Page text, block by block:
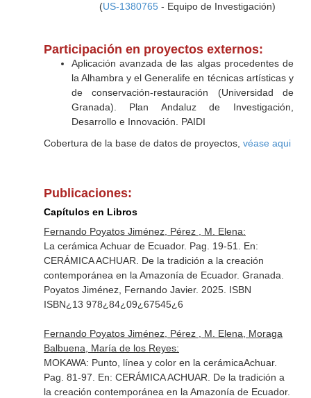
(US-1380765- Equipo de Investigación)
Participación en proyectos externos:
Aplicación avanzada de las algas procedentes de
la Alhambra y el Generalife en técnicas artísticas y
de conservación-restauración (Universidad de
Granada). Plan Andaluz de Investigación,
Desarrollo e Innovación. PAIDI
Cobertura de la base de datos de proyectos, véase aqui
Publicaciones:
Capítulos en Libros
Fernando Poyatos Jiménez, Pérez , M. Elena:
La cerámica Achuar de Ecuador. Pag. 19-51. En:
CERÁMICA ACHUAR. De la tradición a la creación
contemporánea en la Amazonía de Ecuador. Granada.
Poyatos Jiménez, Fernando Javier. 2025. ISBN
ISBN¿13 978¿84¿09¿67545¿6
Fernando Poyatos Jiménez, Pérez , M. Elena, Moraga
Balbuena, María de los Reyes:
MOKAWA: Punto, línea y color en la cerámicaAchuar.
Pag. 81-97. En: CERÁMICA ACHUAR. De la tradición a
la creación contemporánea en la Amazonía de Ecuador.